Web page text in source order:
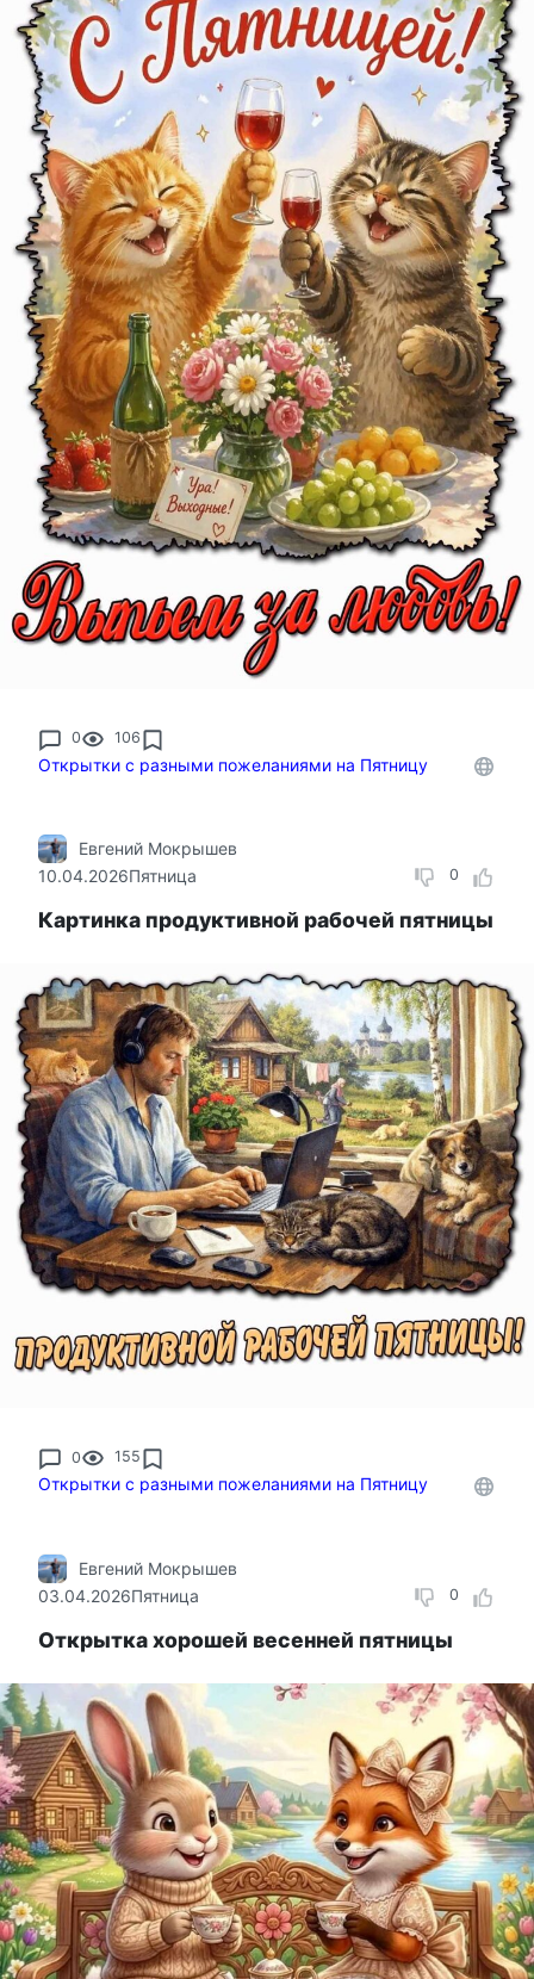
0 106
Открытки с разными пожеланиями на Пятницу
0
Евгений Мокрышев
10.04.2026Пятница
Картинка продуктивной рабочей пятницы
0 155
Открытки с разными пожеланиями на Пятницу
0
Евгений Мокрышев
03.04.2026Пятница
Открытка хорошей весенней пятницы